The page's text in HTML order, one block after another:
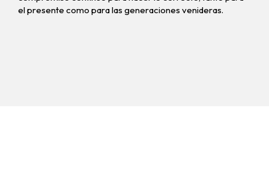
el presente como para las generaciones venideras.